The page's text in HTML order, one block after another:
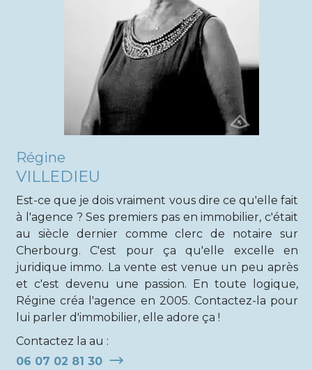
Régine
VILLEDIEU
Est-ce que je dois vraiment vous dire ce qu'elle fait
à l'agence ? Ses premiers pas en immobilier, c'était
au siècle dernier comme clerc de notaire sur
Cherbourg. C'est pour ça qu'elle excelle en
juridique immo. La vente est venue un peu après
et c'est devenu une passion. En toute logique,
Régine créa l'agence en 2005. Contactez-la pour
lui parler d'immobilier, elle adore ça !
Contactez la au :
06 07 02 81 30